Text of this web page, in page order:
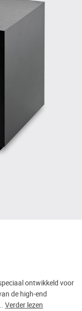
ontwikkeld voor
de high-end
Verder lezen